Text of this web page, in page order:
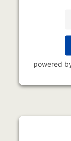
powered